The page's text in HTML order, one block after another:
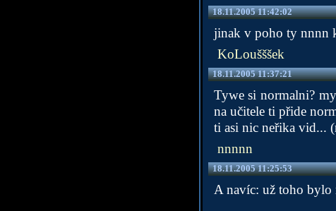
18.11.2005 11:42:02
jinak v poho ty nnnn
KoLoušššek
18.11.2005 11:37:21
Tywe si normalni?
na učitele ti přide
ti asi nic neřika vid...
nnnnn
18.11.2005 11:25:53
A navíc: už toho